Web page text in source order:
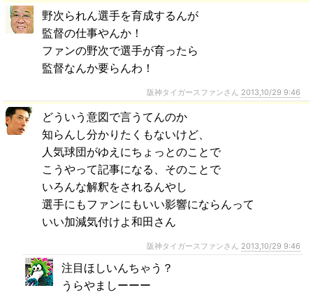
野次られん選手を育成するんが
監督の仕事やんか！
ファンの野次で選手が育ったら
監督なんか要らんわ！
阪神タイガースファンさん 2013,10/29 9:46
どういう意図で言うてんのか
知らんし分かりたくもないけど、
人気球団がゆえにちょっとのことで
こうやって記事になる、そのことで
いろんな解釈をされるんやし
選手にもファンにもいい影響にならんって
いい加減気付けよ和田さん
阪神タイガースファンさん 2013,10/29 9:46
注目ほしいんちゃう？
うらやましーーー